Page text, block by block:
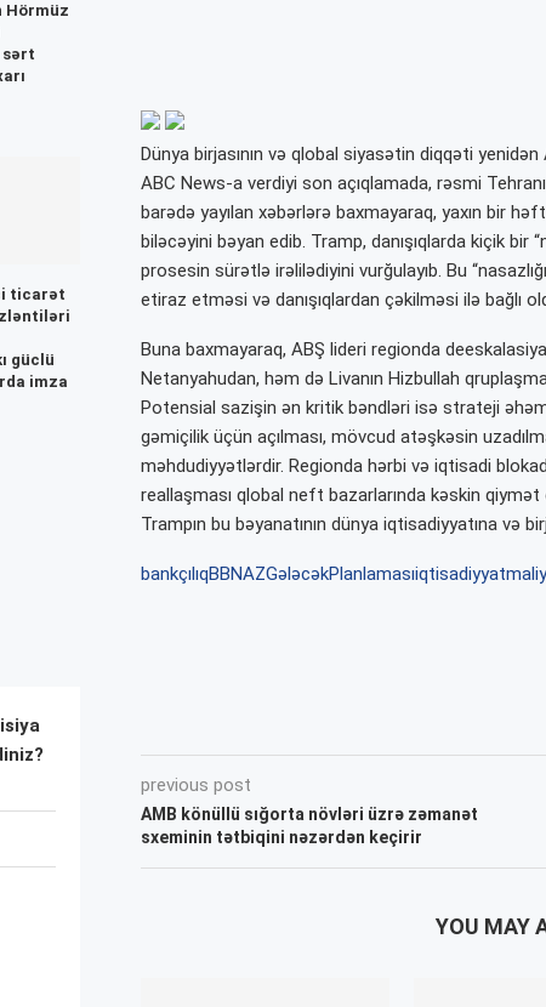
Dünya birjasının və qlobal siyasətin diqqəti
ABC News-a verdiyi son açıqlamada, rəsmi
barədə yayılan xəbərlərə baxmayaraq, yaxın bir
biləcəyini bəyan edib. Tramp, danışıqlarda kiçik bir
prosesin sürətlə irəlilədiyini vurğulayıb. Bu
etiraz etməsi və danışıqlardan çəkilməsi ilə bağlı
Buna baxmayaraq, ABŞ lideri regionda
Netanyahudan, həm də Livanın Hizbullah
Potensial sazişin ən kritik bəndləri isə strateji
gəmiçilik üçün açılması, mövcud atəşkəsin
məhdudiyyətlərdir. Regionda hərbi və iqtisadi
reallaşması qlobal neft bazarlarında kəskin
Trampın bu bəyanatının dünya iqtisadiyyatına və
bankçılıqBBNAZGələcəkPlanlamasıiqtisadiyyat
previous post
AMB könüllü sığorta növləri üzrə zəmanət
sxeminin tətbiqini nəzərdən keçirir
YOU MAY
Hörmüz
ticarət
güclü
imza